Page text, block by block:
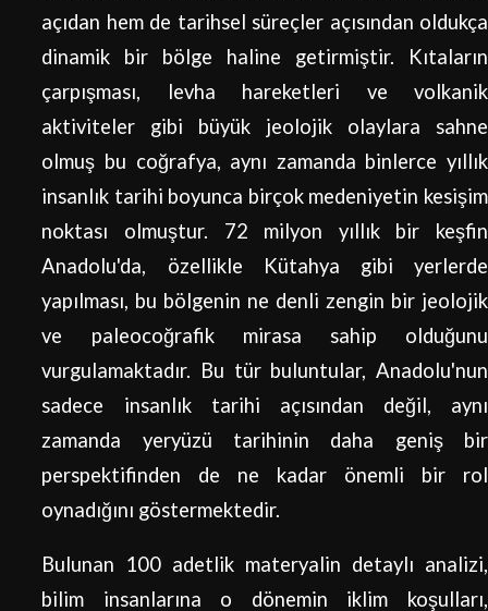
açıdan hem de tarihsel süreçler açısından oldukça
dinamik bir bölge haline getirmiştir. Kıtaların
çarpışması, levha hareketleri ve volkanik
aktiviteler gibi büyük jeolojik olaylara sahne
olmuş bu coğrafya, aynı zamanda binlerce yıllık
insanlık tarihi boyunca birçok medeniyetin kesişim
noktası olmuştur. 72 milyon yıllık bir keşfin
Anadolu'da, özellikle Kütahya gibi yerlerde
yapılması, bu bölgenin ne denli zengin bir jeolojik
ve paleocoğrafik mirasa sahip olduğunu
vurgulamaktadır. Bu tür buluntular, Anadolu'nun
sadece insanlık tarihi açısından değil, aynı
zamanda yeryüzü tarihinin daha geniş bir
perspektifinden de ne kadar önemli bir rol
oynadığını göstermektedir.
Bulunan 100 adetlik materyalin detaylı analizi,
bilim insanlarına o dönemin iklim koşulları,